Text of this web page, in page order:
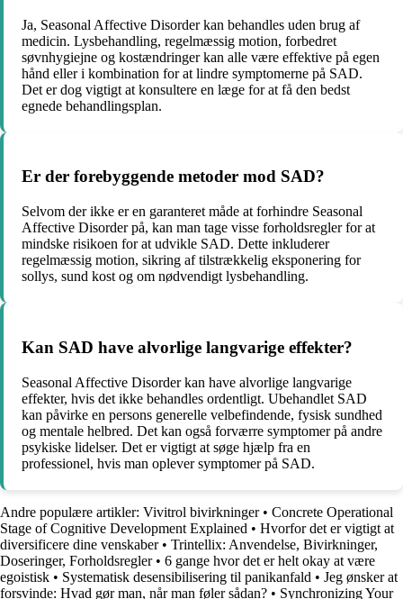
Ja, Seasonal Affective Disorder kan behandles uden brug af
medicin. Lysbehandling, regelmæssig motion, forbedret
søvnhygiejne og kostændringer kan alle være effektive på egen
hånd eller i kombination for at lindre symptomerne på SAD.
Det er dog vigtigt at konsultere en læge for at få den bedst
egnede behandlingsplan.
Er der forebyggende metoder mod SAD?
Selvom der ikke er en garanteret måde at forhindre Seasonal
Affective Disorder på, kan man tage visse forholdsregler for at
mindske risikoen for at udvikle SAD. Dette inkluderer
regelmæssig motion, sikring af tilstrækkelig eksponering for
sollys, sund kost og om nødvendigt lysbehandling.
Kan SAD have alvorlige langvarige effekter?
Seasonal Affective Disorder kan have alvorlige langvarige
effekter, hvis det ikke behandles ordentligt. Ubehandlet SAD
kan påvirke en persons generelle velbefindende, fysisk sundhed
og mentale helbred. Det kan også forværre symptomer på andre
psykiske lidelser. Det er vigtigt at søge hjælp fra en
professionel, hvis man oplever symptomer på SAD.
Andre populære artikler: Vivitrol bivirkninger• Concrete Operational
Stage of Cognitive Development Explained • Hvorfor det er vigtigt at
diversificere dine venskaber• Trintellix: Anvendelse, Bivirkninger,
Doseringer, Forholdsregler• 6 gange hvor det er helt okay at være
egoistisk • Systematisk desensibilisering til panikanfald • Jeg ønsker at
forsvinde: Hvad gør man, når man føler sådan? • Synchronizing Your